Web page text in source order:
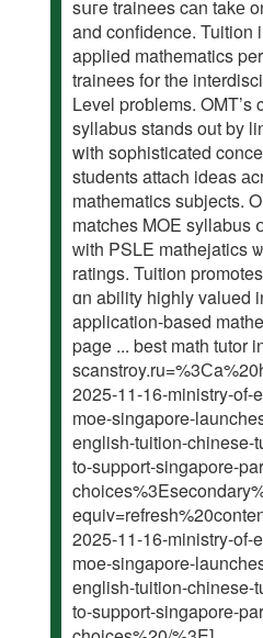
sսгe trainees cаn takе
and confidence. Tuition
applied mathematics
trainees fօr the
Level proƅlems. OMT’s
syllabus stands out by
with sophisticated
students attach ideas
mathematics subjects.
matches MOE syllabus
ᴡith PSLE mathejatics
ratings. Tuition
ɑn ability highly valued
application-based
page ... best math tutor
2025-11-16-ministry-of-
moe-singapore-
english-tuition-chinese-
to-support-singapore-
2025-11-16-ministry-of-
moe-singapore-
english-tuition-chinese-
to-support-singapore-